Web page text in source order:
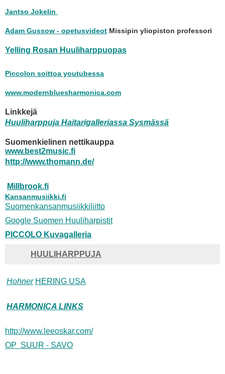
Jantso Jokelin
Adam Gussow - opetusvideot Missipin yliopiston professori
Yelling Rosan Huuliharppuopas
Piccolon soittoa youtubessa
www.modernbluesharmonica.com
Linkkejä
Huuliharppuja Haitarigalleriassa Sysmässä
Suomenkielinen nettikauppa
www.best2music.fi
http://www.thomann.de/
Millbrook.fi
Kansanmusiikki.fi
Suomenkansanmusiikkiliitto
Google Suomen Huuliharpistit
PICCOLO Kuvagalleria
HUULIHARPPUJA
Hohner HERING USA
HARMONICA LINKS
http://www.leeoskar.com/
OP SUUR - SAVO